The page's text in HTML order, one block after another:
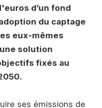
d’un fond
du captage
eux-mêmes
solution
fixés au
ses émissions de